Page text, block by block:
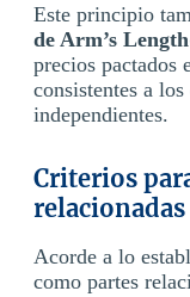
Este principio
de Arm’s Length
precios pactados
consistentes a
independientes.
Criterios
Acorde a lo
como partes